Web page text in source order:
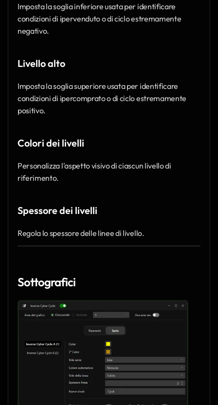
Imposta la soglia inferiore usata per identificare
condizioni di ipervenduto o di ciclo estremamente
negativo.
Livello alto
Imposta la soglia superiore usata per identificare
condizioni di ipercomprato o di ciclo estremamente
positivo.
Colori dei livelli
Personalizza l'aspetto visivo di ciascun livello di
riferimento.
Spessore dei livelli
Regola lo spessore delle linee di livello.
Sottografici